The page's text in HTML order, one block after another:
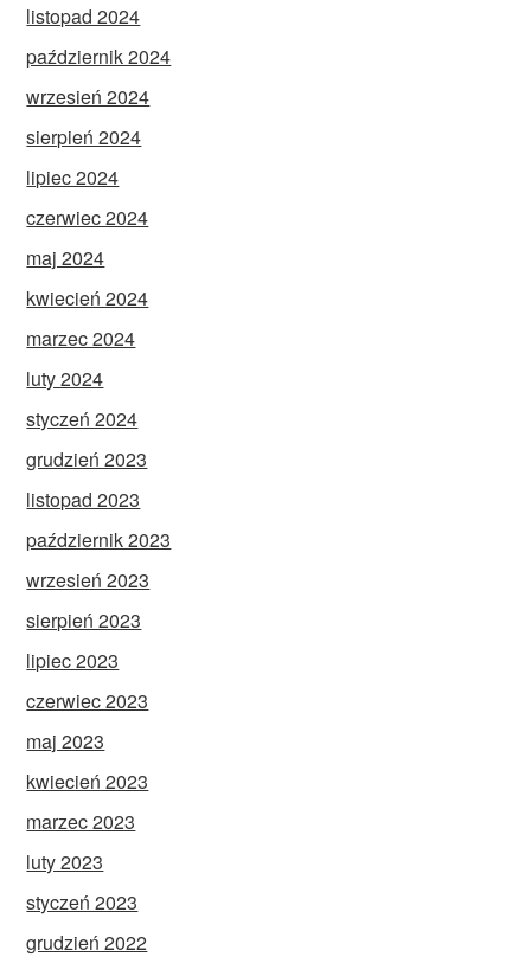
listopad 2024
październik 2024
wrzesień 2024
sierpień 2024
lipiec 2024
czerwiec 2024
maj 2024
kwiecień 2024
marzec 2024
luty 2024
styczeń 2024
grudzień 2023
listopad 2023
październik 2023
wrzesień 2023
sierpień 2023
lipiec 2023
czerwiec 2023
maj 2023
kwiecień 2023
marzec 2023
luty 2023
styczeń 2023
grudzień 2022